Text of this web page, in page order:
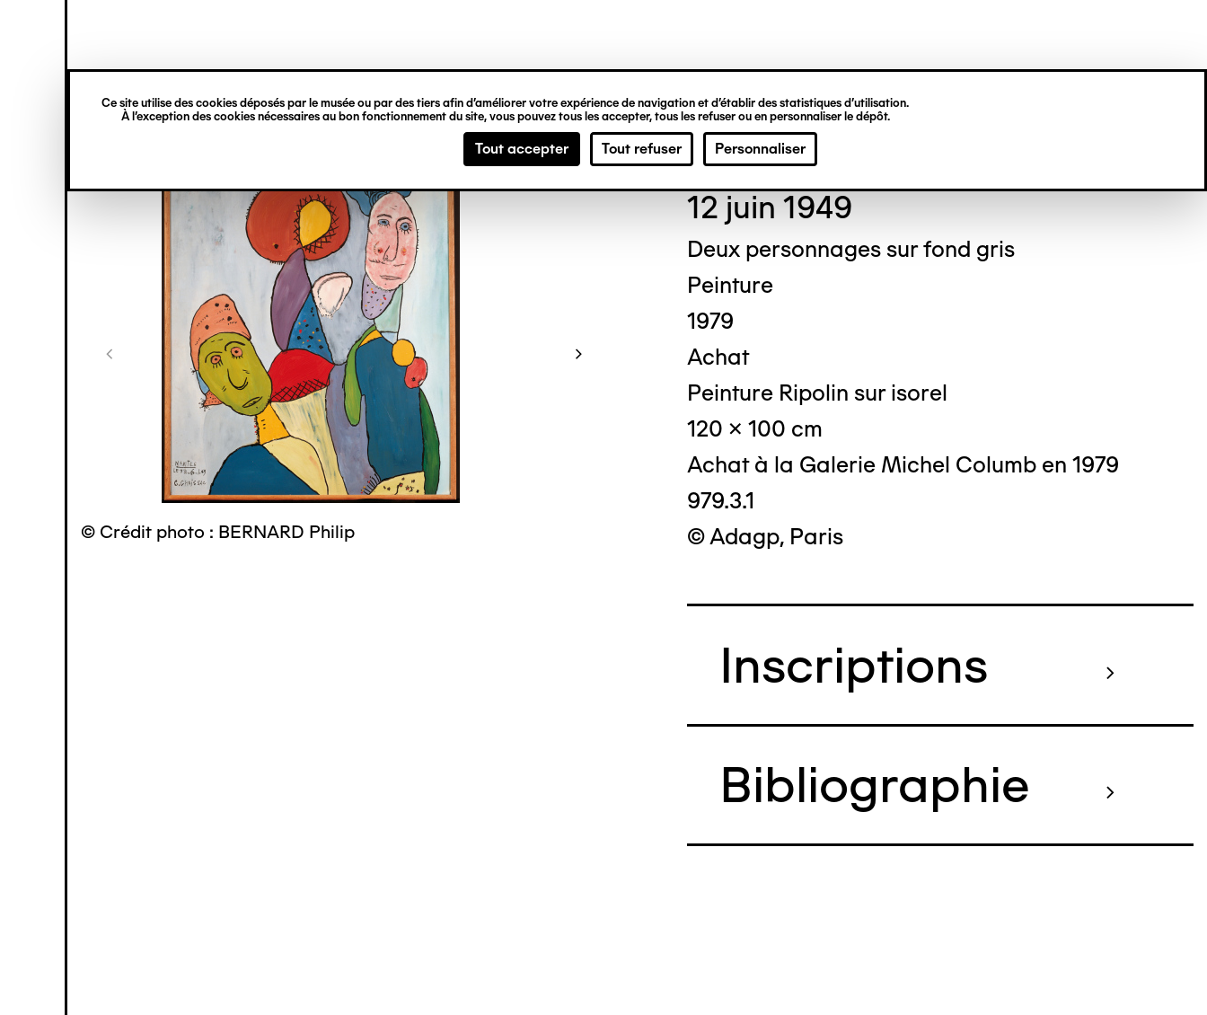
Ce site utilise des cookies déposés par le musée ou par des tiers afin d’améliorer votre expérience de navigation et d’établir des statistiques d’utilisation.
À l’exception des cookies nécessaires au bon fonctionnement du site, vous pouvez tous les accepter, tous les refuser ou en personnaliser le dépôt.
Tout accepter Tout refuser Personnaliser
principal
verticale
© Crédit photo : BERNARD Philip © Crédit photo :
Gaston CHAISSAC
12 juin 1949
Deux personnages sur fond gris
Peinture
1979
Achat
Peinture Ripolin sur isorel
120 x 100 cm
Achat à la Galerie Michel Columb en 1979
979.3.1
© Adagp, Paris
Inscriptions
Bibliographie